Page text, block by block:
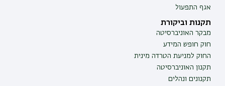
אגף התפעול
תקנות וביקורת
מבקר האוניברסיטה
חוק חופש המידע
החוק למניעת הטרדה מינית
תקנון האוניברסיטה
תקנונים ונהלים